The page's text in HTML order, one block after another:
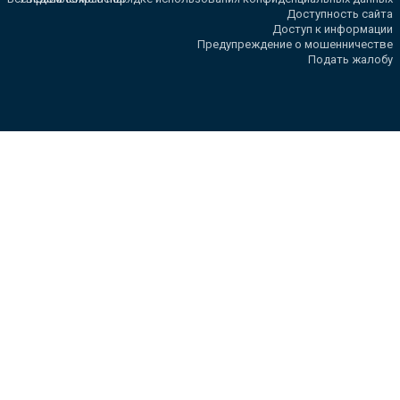
Доступность сайта
Доступ к информации
Предупреждение о мошенничестве
Подать жалобу